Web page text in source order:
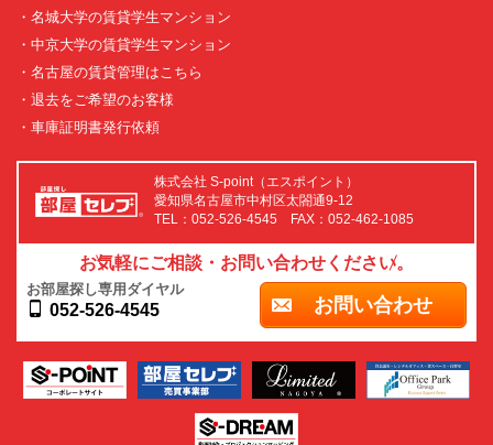
・名城大学の賃貸学生マンション
・中京大学の賃貸学生マンション
・名古屋の賃貸管理はこちら
・退去をご希望のお客様
・車庫証明書発行依頼
株式会社 S-point（エスポイント）
愛知県名古屋市中村区太閤通9-12
TEL：052-526-4545 FAX：052-462-1085
お気軽にご相談・お問い合わせください。
お部屋探し専用ダイヤル
052-526-4545 お問い合わせ